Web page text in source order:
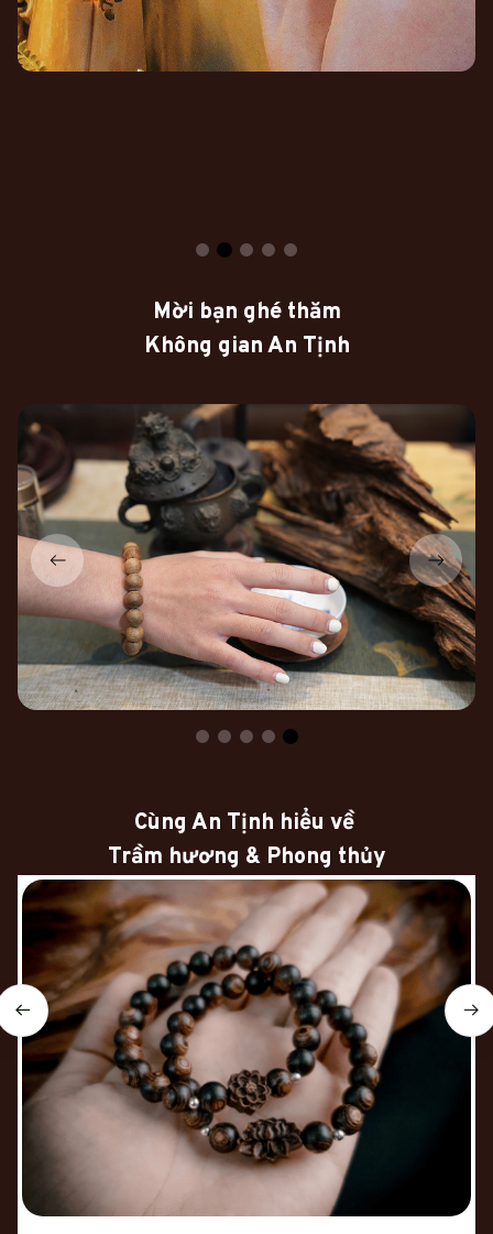
Mời bạn ghé thăm
Không gian An Tịnh
Cùng An Tịnh hiểu về
Trầm hương & Phong thủy